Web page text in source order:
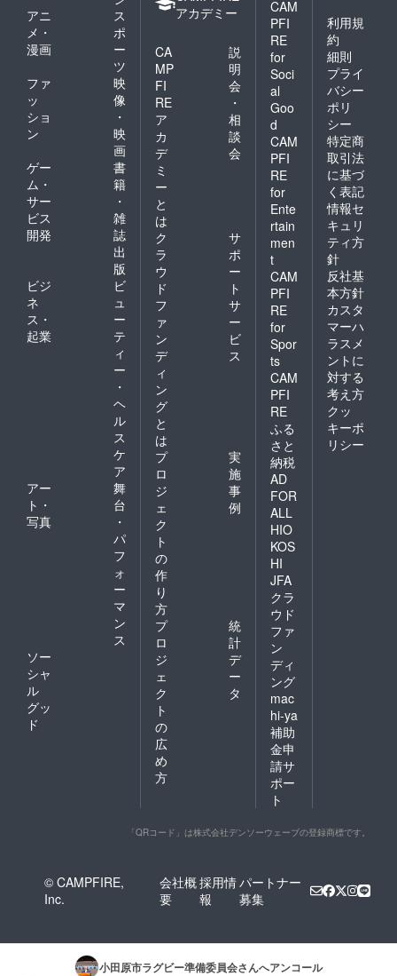
アニ
メ・
漫画
ス
ポ
ー
ツ
ファ
ッ
ショ
ン
映
像
・
映
画
ゲー
ム・
サー
ビス
開発
書
籍
・
雑
誌
出
版
ビジ
ネ
ス・
起業
ビ
ュ
ー
テ
ィ
ー
・
ヘ
ル
ス
ケ
ア
アー
ト・
写真
舞
台
・
パ
フ
ォ
ー
マ
ン
ス
ソー
シャ
ル
グッ
ド
アカデミー
CA
MP
FI
RE
ア
カ
デ
ミ
ー
と
は
説
明
会
・
相
談
会
ク
ラ
ウ
ド
フ
ァ
ン
デ
ィ
ン
グ
と
は
サ
ポ
ー
ト
サ
ー
ビ
ス
プ
ロ
ジ
ェ
ク
ト
の
作
り
方
実
施
事
例
プ
ロ
ジ
ェ
ク
ト
の
広
め
方
統
計
デ
ー
タ
CAM
PFI
RE
for
Soci
al
Goo
d
CAM
PFI
RE
for
Ente
rtain
men
t
CAM
PFI
RE
for
Spor
ts
CAM
PFI
RE
ふる
さと
納税
AD
FOR
ALL
HIO
KOS
HI
JFA
クラ
ウド
ファ
ン
ディ
ング
mac
hi-ya
補助
金申
請サ
ポー
ト
利用規
約
細則
プライ
バシー
ポリ
シー
特定商
取引法
に基づ
く表記
情報セ
キュリ
ティ方
針
反社基
本方針
カスタ
マーハ
ラスメ
ントに
対する
考え方
クッ
キーポ
リシー
「QRコード」は株式会社デンソーウェーブの登録商標です。
© CAMPFIRE,
Inc.
会社概
要
採用情
報
パートナー
募集
小田原市ラグビー準備委員会さんへアンコール